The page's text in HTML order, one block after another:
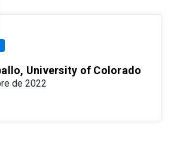
University of Colorado
de 2022